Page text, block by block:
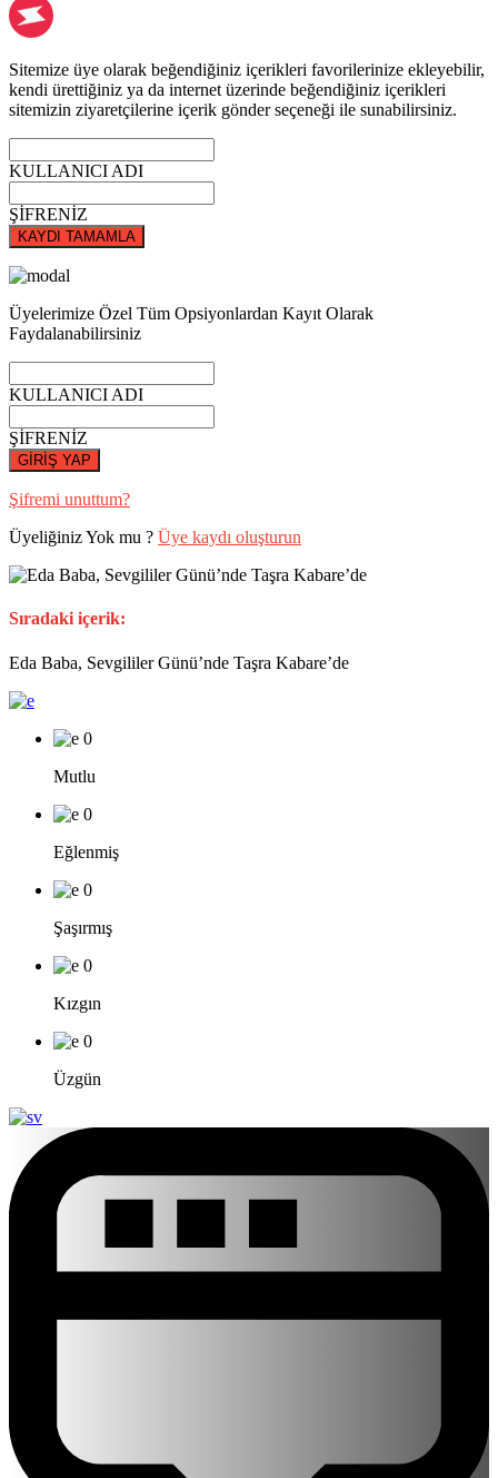
Sitemize üye olarak beğendiğiniz içerikleri favorilerinize ekleyebilir,
kendi ürettiğiniz ya da internet üzerinde beğendiğiniz içerikleri
sitemizin ziyaretçilerine içerik gönder seçeneği ile sunabilirsiniz.
KULLANICI ADI
ŞİFRENİZ
KAYDI TAMAMLA
Üyelerimize Özel Tüm Opsiyonlardan Kayıt Olarak
Faydalanabilirsiniz
KULLANICI ADI
ŞİFRENİZ
GİRİŞ YAP
Şifremi unuttum?
Üyeliğiniz Yok mu ? Üye kaydı oluşturun
Sıradaki içerik:
Eda Baba, Sevgililer Günü’nde Taşra Kabare’de
0
Mutlu
0
Eğlenmiş
0
Şaşırmış
0
Kızgın
0
Üzgün